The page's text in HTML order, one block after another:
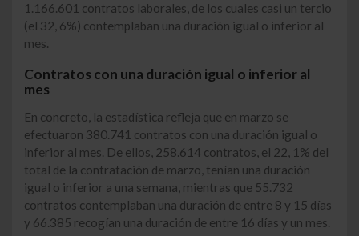
1.166.601 contratos laborales, de los cuales casi un tercio
(el 32, 6%) contemplaban una duración igual o inferior al
mes.
Contratos con una duración igual o inferior al
mes
En concreto, la estadística refleja que en marzo se
efectuaron 380.741 contratos con una duración igual o
inferior al mes. De ellos, 258.614 contratos, el 22, 1% del
total de la contratación de marzo, tenían una duración
igual o inferior a una semana, mientras que 55.732
contratos contemplaban una duración de entre 8 y 15 días
y 66.385 recogían una duración de entre 16 días y un mes.